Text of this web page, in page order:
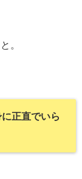
。
正直でいら